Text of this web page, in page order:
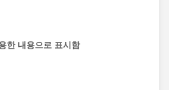
한 내용으로 표시함